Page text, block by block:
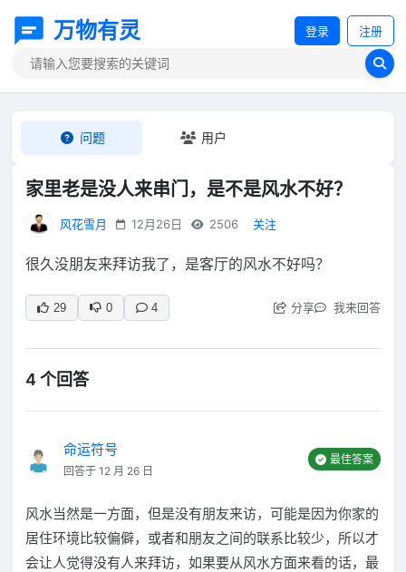
万物有灵 登录 注册
问题 用户
家里老是没人来串门，是不是风水不好？
风花雪月 12月26日 2506 关注
很久没朋友来拜访我了，是客厅的风水不好吗？
29 0 4 分享 我来回答
4 个回答
命运符号
回答于 12 月 26 日
最佳答案
风水当然是一方面，但是没有朋友来访，可能是因为你家的
居住环境比较偏僻，或者和朋友之间的联系比较少，所以才
会让人觉得没有人来拜访，如果要从风水方面来看的话，最